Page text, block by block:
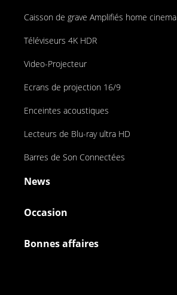
Caisson de grave Amplifiés home cinema
Téléviseurs 4K HDR
Video-Projecteur
Ecrans de projection 16/9
Enceintes acoustiques
Lecteurs de Blu-ray ultra HD
Barres de Son Connectées
News
Occasion
Bonnes affaires